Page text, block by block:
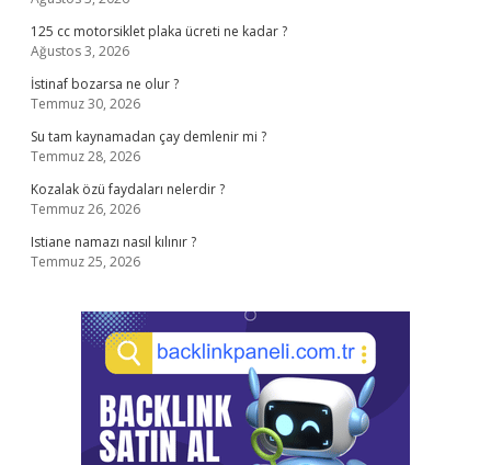
125 cc motorsiklet plaka ücreti ne kadar ?
Ağustos 3, 2026
İstinaf bozarsa ne olur ?
Temmuz 30, 2026
Su tam kaynamadan çay demlenir mi ?
Temmuz 28, 2026
Kozalak özü faydaları nelerdir ?
Temmuz 26, 2026
Istiane namazı nasıl kılınır ?
Temmuz 25, 2026